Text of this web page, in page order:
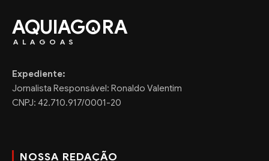
AQUIAG RA
ALAGOAS
Expediente:
Jornalista Responsável: Ronaldo Valentim
CNPJ: 42.710.917/0001-20
NOSSA REDAÇÃO